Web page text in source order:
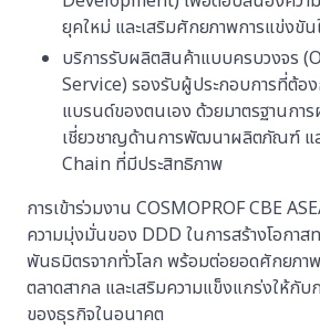
ยุคใหม่ และเสริมศักยภาพการแข่งขั
บริการรับผลิตสินค้าแบบครบวงจร
Service) รองรับผู้ประกอบการที่ต้อ
แบรนด์ของตนเอง ด้วยมาตรฐานกา
เชี่ยวชาญด้านการพัฒนาผลิตภัณฑ์ แ
Chain ที่มีประสิทธิภาพ
การเข้าร่วมงาน COSMOPROF CBE
ความมุ่งมั่นของ DDD ในการสร้างโอกาส
พันธมิตรจากทั่วโลก พร้อมต่อยอดศักยภา
ตลาดสากล และเสริมความแข็งแกร่งให้กับ
ของธุรกิจในอนาคต